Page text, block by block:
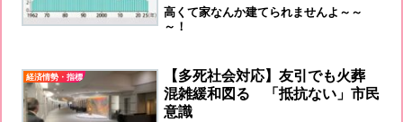
高くて家なんか建てられませんよ～～
～！
経済情勢・指標
【多死社会対応】友引でも火葬
混雑緩和図る 「抵抗ない」市民
意識